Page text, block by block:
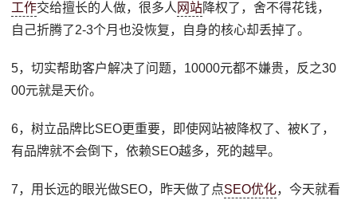
工作交给擅长的人做，很多人 网站降权了，舍不得花钱，
自己折腾了2-3个月也没恢复，自身的核心却丢掉了。
5，切实帮助客户解决了问题，10000元都不嫌贵，反之30
00元就是天价。
6，树立品牌比SEO更重要，即使网站被降权了、被K了，
有品牌就不会倒下，依赖SEO越多，死的越早。
7，用长远的眼光做SEO，昨天做了点SEO优化，今天就看